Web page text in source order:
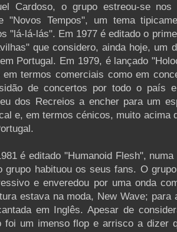
Cardoso, o grupo estreou-se
"Novos Tempos", um tema
"lá-lá-lás". Em 1977 é editado o
que considero, ainda hoje, um
Portugal. Em 1979, é lançado
em termos comerciais como em
de concertos por todo o país
dos Recreios a encher para um
e, em termos cénicos, muito acima
é editado "Humanoid Flesh",
grupo habituou os seus fans. O
e enveredou por uma onda
estava na moda, New Wave;
em Inglês. Apesar de
foi um imenso flop e arrisco a dizer